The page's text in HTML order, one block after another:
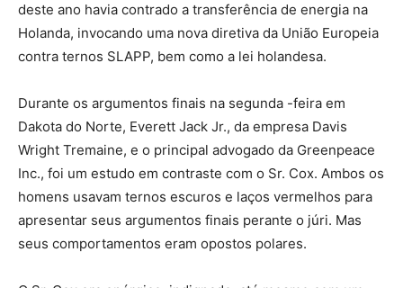
deste ano havia contrado a transferência de energia na
Holanda, invocando uma nova diretiva da União Europeia
contra ternos SLAPP, bem como a lei holandesa.
Durante os argumentos finais na segunda -feira em
Dakota do Norte, Everett Jack Jr., da empresa Davis
Wright Tremaine, e o principal advogado da Greenpeace
Inc., foi um estudo em contraste com o Sr. Cox. Ambos os
homens usavam ternos escuros e laços vermelhos para
apresentar seus argumentos finais perante o júri. Mas
seus comportamentos eram opostos polares.